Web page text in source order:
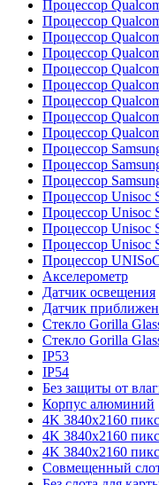
Процессор
Процессор
Процессор
Процессор
Процессор
Процессор
Процессор
Процессор
Процессор
Процессор
Процессор
Процессор
Процессор Unisoc
Процессор Unisoc
Процессор Unisoc
Процессор Unisoc
Процессор
Акселерометр
Датчик освещения
Датчик
Стекло Gorilla
Стекло Gorilla
IP53
IP54
Без защиты от
Корпус алюминий
4K 3840x2160 пикс
4K 3840x2160
4K 3840x2160
Совмещенный